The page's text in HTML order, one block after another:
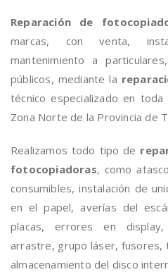
Reparación de
marcas, con venta,
mantenimiento a
públicos, mediante la
técnico especializado en
Zona Norte de la Provincia de
Realizamos todo tipo de
fotocopiadoras, como
consumibles, instalación de
en el papel, averías del
placas, errores en
arrastre, grupo láser, fusores,
almacenamiento del disco